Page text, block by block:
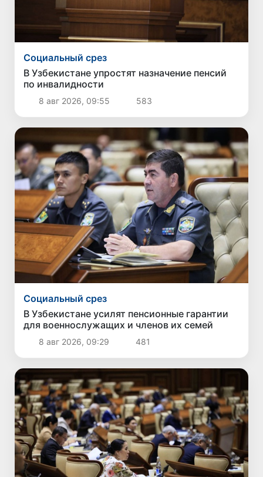
Социальный срез
В Узбекистане упростят назначение пенсий
по инвалидности
8 авг 2026, 09:55 583
Социальный срез
В Узбекистане усилят пенсионные гарантии
для военнослужащих и членов их семей
8 авг 2026, 09:29 481